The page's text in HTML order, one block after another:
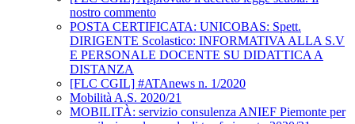
nostro commento
POSTA CERTIFICATA: UNICOBAS: Spett.
DIRIGENTE Scolastico: INFORMATIVA ALLA S.V
E PERSONALE DOCENTE SU DIDATTICA A
DISTANZA
[FLC CGIL] #ATAnews n. 1/2020
Mobilità A.S. 2020/21
MOBILITÀ: servizio consulenza ANIEF Piemonte per